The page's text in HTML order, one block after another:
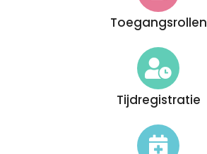
Toegangsrollen
Tijdregistratie